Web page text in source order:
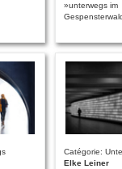
»unterwegs im
Catégorie:
Elke Leiner